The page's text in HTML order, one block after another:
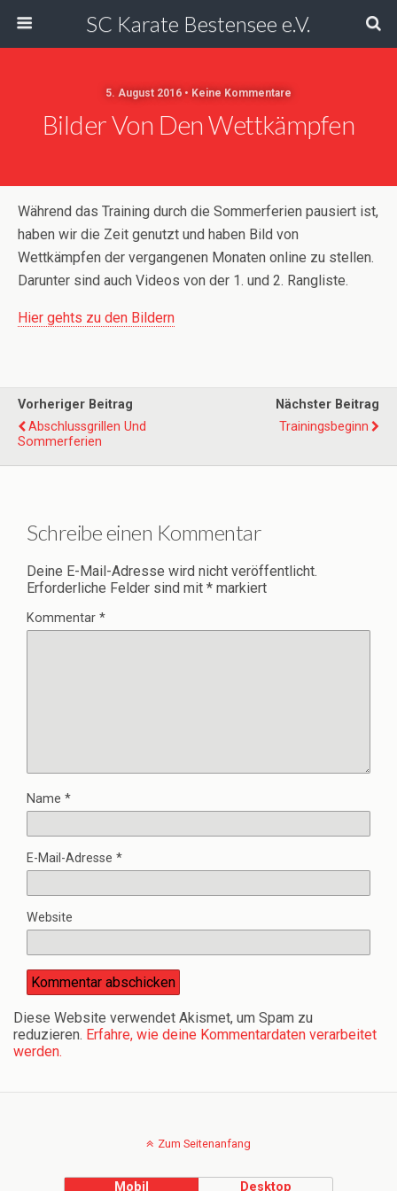
SC Karate Bestensee e.V.
5. August 2016 • Keine Kommentare
Bilder Von Den Wettkämpfen
Während das Training durch die Sommerferien pausiert ist,
haben wir die Zeit genutzt und haben Bild von
Wettkämpfen der vergangenen Monaten online zu stellen.
Darunter sind auch Videos von der 1. und 2. Rangliste.
Hier gehts zu den Bildern
Vorheriger Beitrag
Abschlussgrillen Und
Sommerferien
Nächster Beitrag
Trainingsbeginn
Schreibe einen Kommentar
Deine E-Mail-Adresse wird nicht veröffentlicht.
Erforderliche Felder sind mit * markiert
Kommentar *
Name *
E-Mail-Adresse *
Website
Diese Website verwendet Akismet, um Spam zu
reduzieren. Erfahre, wie deine Kommentardaten verarbeitet
werden.
Zum Seitenanfang
Mobil Desktop